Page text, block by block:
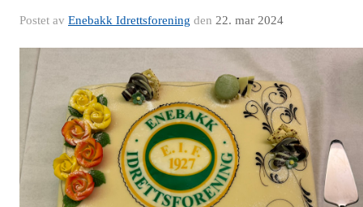
Postet av Enebakk Idrettsforening den 22. mar 2024